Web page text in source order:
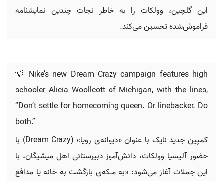
این گلچین، وولکات را به خاطر نجات چندین نمایشنامه
فراموش‌شده تحسین می‌کند.
💡 Nike’s new Dream Crazy campaign features high
schooler Alicia Woollcott of Michigan, with the lines,
“Don’t settle for homecoming queen. Or linebacker. Do
both.”
کمپین جدید نایک با عنوان «دیوانه‌ی رویا» (Dream Crazy) با
حضور آلیسیا وولکات، دانش‌آموز دبیرستانی اهل میشیگان، با
این جملات آغاز می‌شود: «به ملکه‌ی بازگشت به خانه یا مدافع